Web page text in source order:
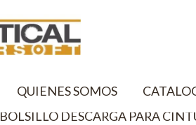
QUIENES SOMOS
BOLSILLO DESCARGA PARA